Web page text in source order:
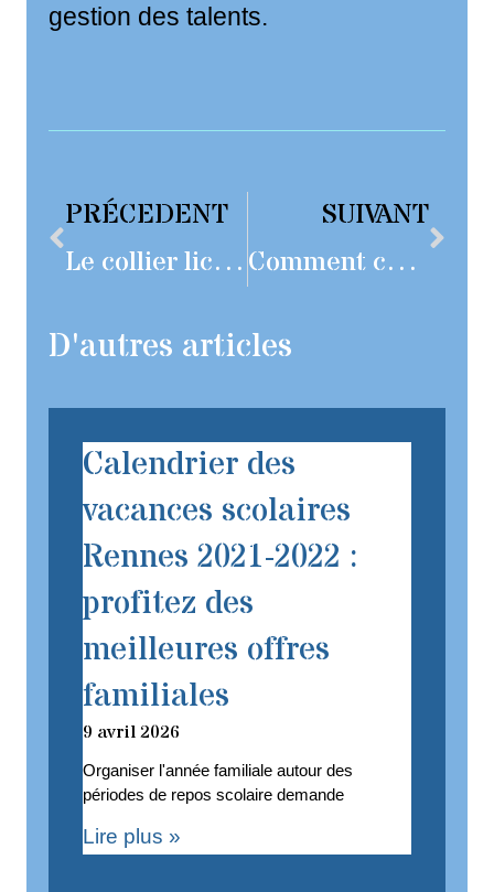
gestion des talents.
PRÉCEDENT
Le collier licol Halti : l’outil idéal pour accompagner la socialisation précoce de votre chiot
SUIVANT
Comment choisir la meilleure formation développement web pour votre carrière
D'autres articles
Calendrier des
vacances scolaires
Rennes 2021-2022 :
profitez des
meilleures offres
familiales
9 avril 2026
Organiser l'année familiale autour des
périodes de repos scolaire demande
Lire plus »